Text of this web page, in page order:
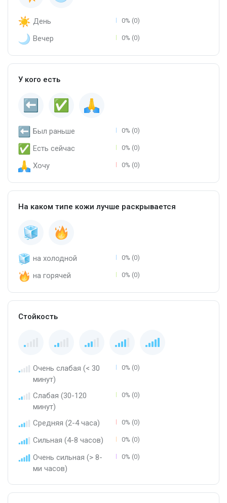
День 0% (0)
Вечер 0% (0)
У кого есть
Был раньше 0% (0)
Есть сейчас 0% (0)
Хочу 0% (0)
На каком типе кожи лучше раскрывается
на холодной 0% (0)
на горячей 0% (0)
Стойкость
Очень слабая (< 30
минут)
0% (0)
Слабая (30-120
минут)
0% (0)
Средняя (2-4 часа) 0% (0)
Сильная (4-8 часов) 0% (0)
Очень сильная (> 8-
ми часов)
0% (0)